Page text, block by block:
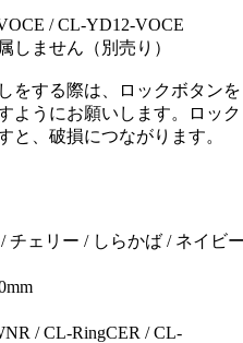
/ CL-YD12-VOCE
しません（別売り）
をする際は、ロックボタンを
ようにお願いします。ロック
と、破損につながります。
チェリー / しらかば / ネイビ
/ CL-RingCER / CL-